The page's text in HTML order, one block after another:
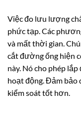
Việc đo lưu lượng
phức tạp. Các
và mất thời gian.
cắt đường ống hiện
này. Nó cho phép
hoạt động. Đảm bảo
kiểm soát tốt hơn.